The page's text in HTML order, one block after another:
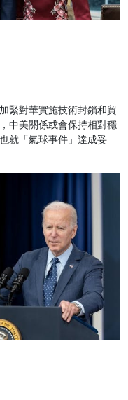
緊對華實施技術封鎖和貿
中美關係或會保持相對穩
就「氣球事件」達成妥